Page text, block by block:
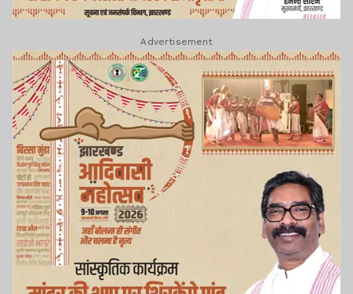
Advertisement